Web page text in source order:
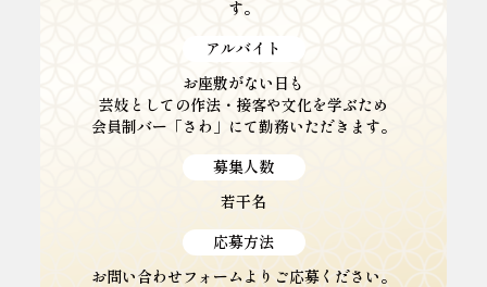
す。
アルバイト
お座敷がない日も
芸妓としての作法・接客や文化を学ぶため
会員制バー「さわ」にて勤務いただきます。
募集人数
若干名
応募方法
お問い合わせフォームよりご応募ください。